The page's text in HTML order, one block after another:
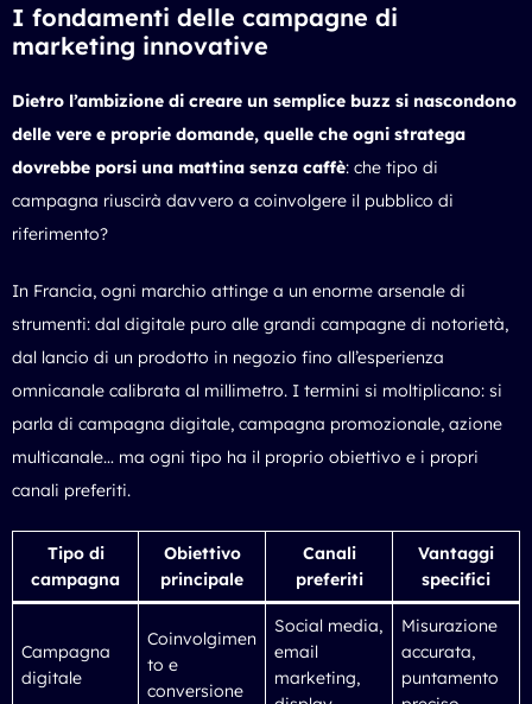
I fondamenti delle campagne di
marketing innovative
Dietro l’ambizione di creare un semplice buzz si nascondono
delle vere e proprie domande, quelle che ogni stratega
dovrebbe porsi una mattina senza caffè: che tipo di
campagna riuscirà davvero a coinvolgere il pubblico di
riferimento?
In Francia, ogni marchio attinge a un enorme arsenale di
strumenti: dal digitale puro alle grandi campagne di notorietà,
dal lancio di un prodotto in negozio fino all’esperienza
omnicanale calibrata al millimetro. I termini si moltiplicano: si
parla di campagna digitale, campagna promozionale, azione
multicanale… ma ogni tipo ha il proprio obiettivo e i propri
canali preferiti.
Tipo di
campagna
Obiettivo
principale
Canali
preferiti
Vantaggi
specifici
Campagna
digitale
Coinvolgimen
to e
conversione
Social media,
email
marketing,
Misurazione
accurata,
puntamento